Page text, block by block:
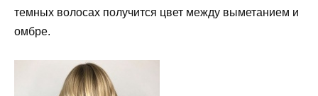
темных волосах получится цвет между выметанием и
омбре.